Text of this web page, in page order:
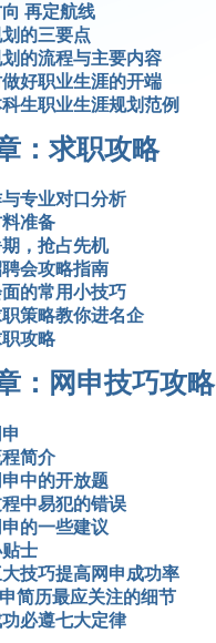
再定航线
的三要点
的流程与主要内容
好职业生涯的开端
生职业生涯规划范例
：求职攻略
专业对口分析
准备
，抢占先机
会攻略指南
的常用小技巧
策略教你进名企
攻略
：网申技巧攻略
简介
中的开放题
程中易犯的错误
的一些建议
贴士
技巧提高网申成功率
简历最应关注的细节
功必遵七大定律